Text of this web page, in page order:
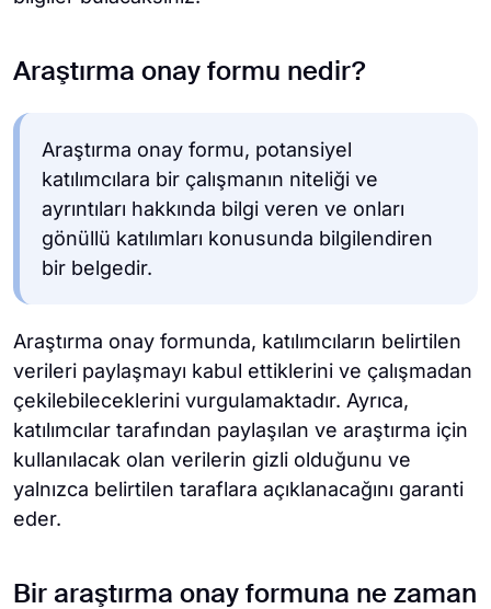
Araştırma onay formu nedir?
Araştırma onay formu, potansiyel
katılımcılara bir çalışmanın niteliği ve
ayrıntıları hakkında bilgi veren ve onları
gönüllü katılımları konusunda bilgilendiren
bir belgedir.
Araştırma onay formunda, katılımcıların belirtilen
verileri paylaşmayı kabul ettiklerini ve çalışmadan
çekilebileceklerini vurgulamaktadır. Ayrıca,
katılımcılar tarafından paylaşılan ve araştırma için
kullanılacak olan verilerin gizli olduğunu ve
yalnızca belirtilen taraflara açıklanacağını garanti
eder.
Bir araştırma onay formuna ne zaman